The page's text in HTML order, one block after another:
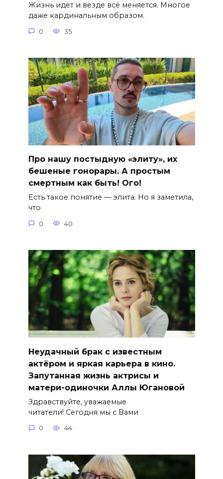
Жизнь идёт и везде всё меняется. Многое
даже кардинальным образом.
0 35
Про нашу постыдную «элиту», их
бешеные гонорары. А простым
смертным как быть! Ого!
Есть такое понятие — элита. Но я заметила,
что
0 40
Неудачный брак с известным
актёром и яркая карьера в кино.
Запутанная жизнь актрисы и
матери-одиночки Аллы Югановой
Здравствуйте, уважаемые
читатели! Сегодня мы с Вами
0 44